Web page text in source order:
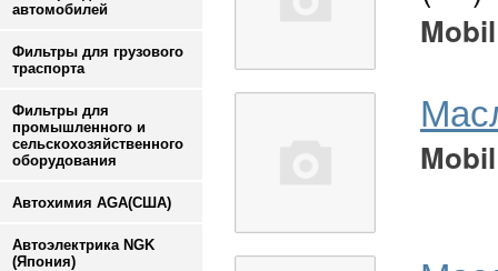
автомобилей
Фильтры для грузового
траспорта
Фильтры для
промышленного и
сельскохозяйственного
оборудования
Автохимия AGA(США)
Автоэлектрика NGK
(Япония)
Mobil
Mobil